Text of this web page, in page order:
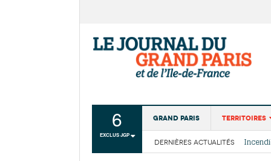
6
EXCLUS JGP
Grand Paris Territoires
DERNIÈRES ACTUALITÉS
La